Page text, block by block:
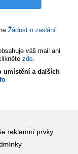
Žádost o zaslání
váš mail ani
zde.
umístění a dalších
reklamní prvky